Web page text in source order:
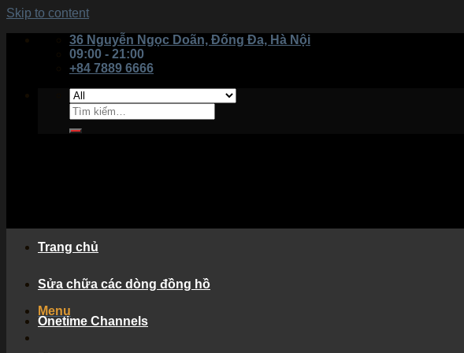
Skip to content
36 Nguyễn Ngọc Doãn, Đống Đa, Hà Nội
09:00 - 21:00
+84 7889 6666
Menu
Trang chủ
Sửa chữa các dòng đồng hồ
Onetime Channels